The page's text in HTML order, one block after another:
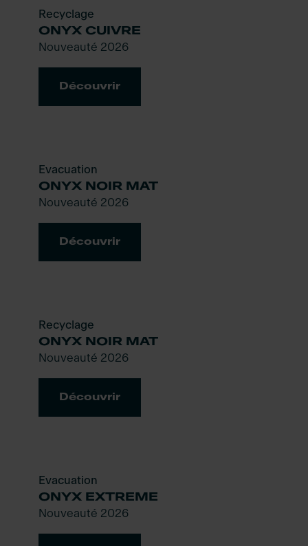
Recyclage
ONYX CUIVRE
Nouveauté 2026
Découvrir
Evacuation
ONYX NOIR MAT
Nouveauté 2026
Découvrir
Recyclage
ONYX NOIR MAT
Nouveauté 2026
Découvrir
Evacuation
ONYX EXTREME
Nouveauté 2026